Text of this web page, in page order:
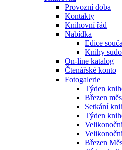
Provozní doba
Kontakty
Knihovní řád
Nabídka
Edice
Knihy
On-line katalog
Čtenářské konto
Fotogalerie
Týden
Březen
Setkání
Týden
Březen